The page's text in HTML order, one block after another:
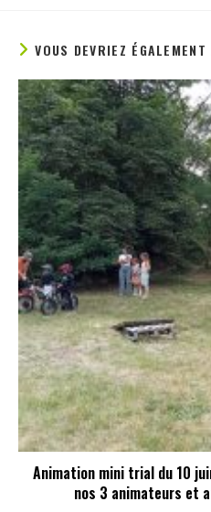
VOUS DEVRIEZ ÉGALEMENT
Animation mini trial du 10
nos 3 animateurs et